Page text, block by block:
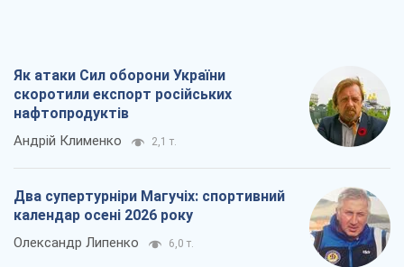
Як атаки Сил оборони України
скоротили експорт російських
нафтопродуктів
Андрій Клименко 2,1 т.
Два супертурніри Магучіх: спортивний
календар осені 2026 року
Олександр Липенко 6,0 т.